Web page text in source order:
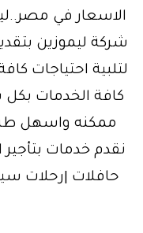
شركة ليموزين
لتلبية احتياجات
كافة الخدمات
نقدم خدمات
حافلات |رحلات